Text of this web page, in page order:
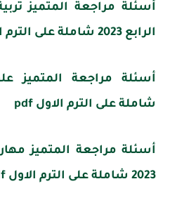
أسئلة مراجعة المتميز
الرابع 2023 شاملة على الترم الاول pdf
شاملة على الترم الاول pdf
أسئلة مراجعة المتميز
2023 شاملة على الترم الاول pdf